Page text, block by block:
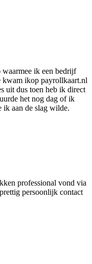
ik een bedrijf
kwam ikop payrollkaart.nl
uit dus toen heb ik direct
het nog dag of ik
ik aan de slag wilde.
professional vond via
persoonlijk contact